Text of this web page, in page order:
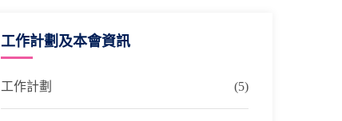
工作計劃及本會資訊
工作計劃 (5)